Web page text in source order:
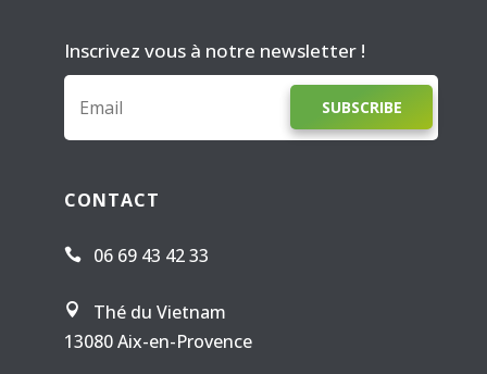
Inscrivez vous à notre newsletter !
SUBSCRIBE
CONTACT
 06 69 43 42 33

Thé du Vietnam
13080 Aix-en-Provence